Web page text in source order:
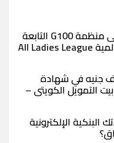
چرمين عامر تنضم إلى منظمة G100 التابعة
للرابطةالنسائية العالمية All Ladies League
الإلكترونية
تستثمر 500 ألف جنيه في شهادة
التمويل الكويتي –
الإلكترونية